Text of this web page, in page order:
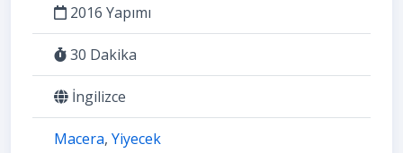
2016 Yapımı
30 Dakika
İngilizce
Macera, Yiyecek